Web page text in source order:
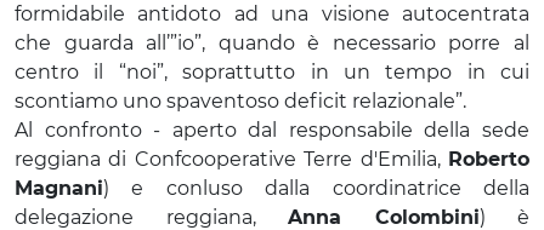
formidabile antidoto ad una visione autocentrata
che guarda all’”io”, quando è necessario porre al
centro il “noi”, soprattutto in un tempo in cui
scontiamo uno spaventoso deficit relazionale”.
Al confronto - aperto dal responsabile della sede
reggiana di Confcooperative Terre d'Emilia, Roberto
Magnani) e conluso dalla coordinatrice della
delegazione reggiana, Anna Colombini) è